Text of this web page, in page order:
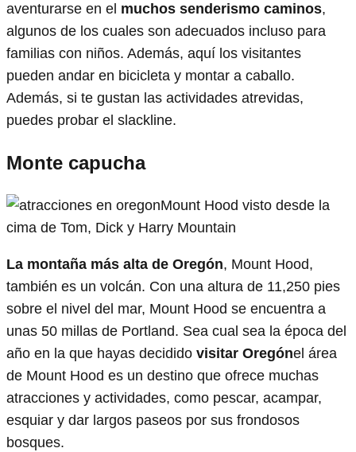
aventurarse en el muchos senderismo caminos,
algunos de los cuales son adecuados incluso para
familias con niños. Además, aquí los visitantes
pueden andar en bicicleta y montar a caballo.
Además, si te gustan las actividades atrevidas,
puedes probar el slackline.
Monte capucha
Mount Hood visto desde la
cima de Tom, Dick y Harry Mountain
La montaña más alta de Oregón, Mount Hood,
también es un volcán. Con una altura de 11,250 pies
sobre el nivel del mar, Mount Hood se encuentra a
unas 50 millas de Portland. Sea cual sea la época del
año en la que hayas decidido visitar Oregónel área
de Mount Hood es un destino que ofrece muchas
atracciones y actividades, como pescar, acampar,
esquiar y dar largos paseos por sus frondosos
bosques.